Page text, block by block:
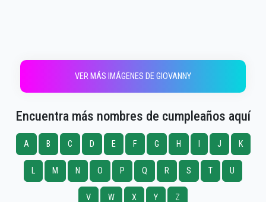
VER MÁS IMÁGENES DE GIOVANNY
Encuentra más nombres de cumpleaños aquí
A B C D E F G H J K
L M N O P Q R S T U
V W X Y Z